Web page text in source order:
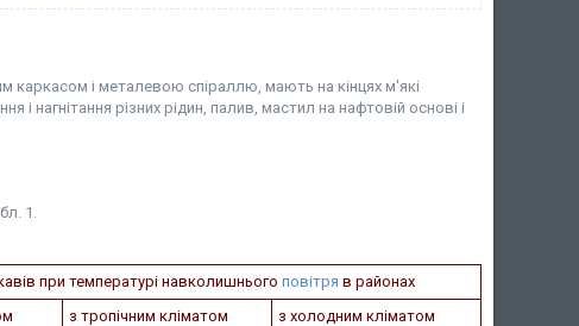
каркасом і металевою спіраллю, мають на кінцях м'які
нагнітання різних рідин, палив, мастил на нафтовій основі і
1.
при температурі навколишнього повітря в районах
з тропічним кліматом з холодним кліматом